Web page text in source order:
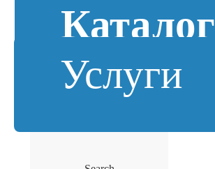
Каталог
Услуги